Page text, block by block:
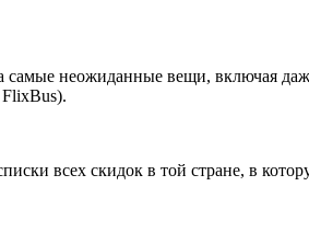
самые неожиданные вещи, включая
FlixBus).
всех скидок в той стране, в